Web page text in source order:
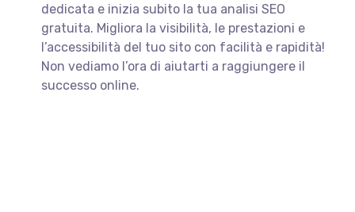
dedicata e inizia subito la tua analisi SEO
gratuita. Migliora la visibilità, le prestazioni e
l’accessibilità del tuo sito con facilità e rapidità!
Non vediamo l’ora di aiutarti a raggiungere il
successo online.